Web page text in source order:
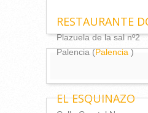
RESTAURANTE
Plazuela de la sal nº2
Palencia (Palencia )
EL ESQUINAZO